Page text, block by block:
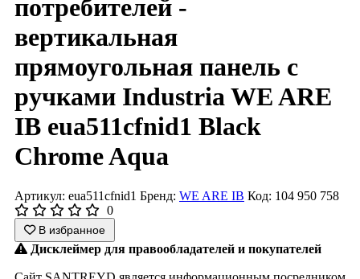
потребителей -
вертикальная
прямоугольная панель с
ручками Industria WE ARE
IB eua511cfnid1 Black
Chrome Aqua
Артикул: eua511cfnid1 Бренд: WE ARE IB Код: 104 950 758
0
В избранное
Дисклеймер для правообладателей и покупателей